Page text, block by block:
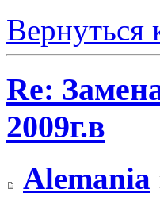
Вернуться
Re:
2009г.в
Alemania